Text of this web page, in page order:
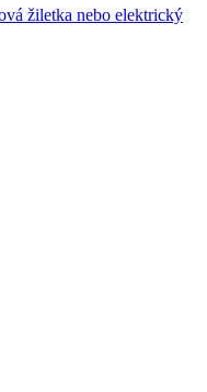
žiletka nebo elektrický